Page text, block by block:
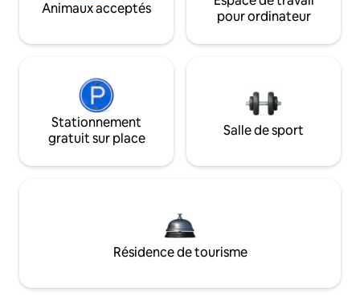
Animaux acceptés
pour ordinateur
Stationnement
gratuit sur place
Salle de sport
Résidence de tourisme